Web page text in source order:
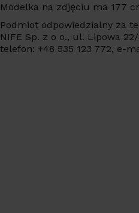
Modelka na zdjęciu ma 177
Podmiot odpowiedzialny za
NIFE Sp. z o o., ul. Lipowa
telefon: +48 535 123 772, e-